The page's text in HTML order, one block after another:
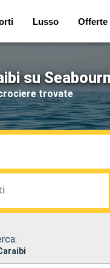
Lusso Offerte
su
trovate